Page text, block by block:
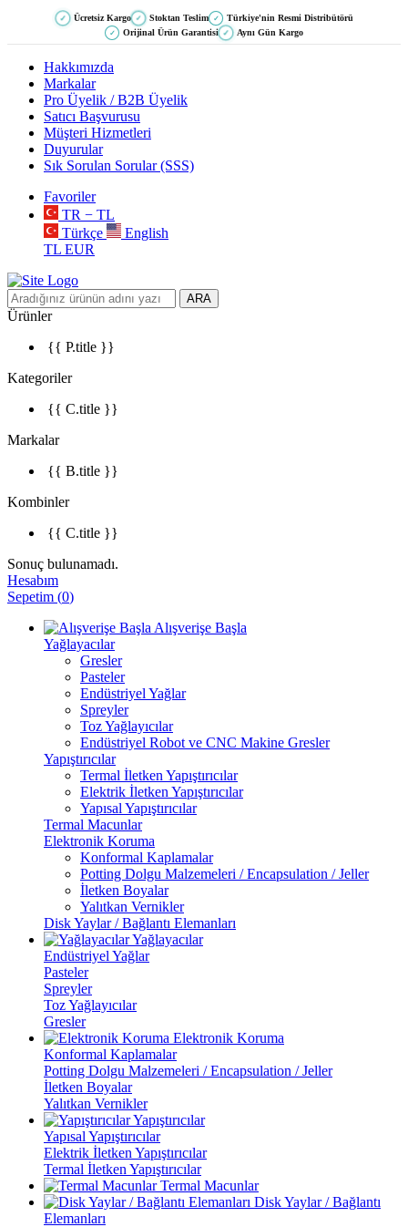
✓ Ücretsiz Kargo ✓ Stoktan Teslim ✓ Türkiye'nin Resmi Distribütörü
✓ Orijinal Ürün Garantisi ✓ Aynı Gün Kargo
Hakkımızda
Markalar
Pro Üyelik / B2B Üyelik
Satıcı Başvurusu
Müşteri Hizmetleri
Duyurular
Sık Sorulan Sorular (SSS)
Favoriler
TR − TL
Türkçe
English
TL EUR
ARA
Ürünler
{{ P.title }}
Kategoriler
{{ C.title }}
Markalar
{{ B.title }}
Kombinler
{{ C.title }}
Sonuç bulunamadı.
Hesabım
Sepetim (0)
Alışverişe Başla
Yağlayacılar
Gresler
Pasteler
Endüstriyel Yağlar
Spreyler
Toz Yağlayıcılar
Endüstriyel Robot ve CNC Makine Gresler
Yapıştırıcılar
Termal İletken Yapıştırıcılar
Elektrik İletken Yapıştırıcılar
Yapısal Yapıştırıcılar
Termal Macunlar
Elektronik Koruma
Konformal Kaplamalar
Potting Dolgu Malzemeleri / Encapsulation / Jeller
İletken Boyalar
Yalıtkan Vernikler
Disk Yaylar / Bağlantı Elemanları
Yağlayacılar
Endüstriyel Yağlar
Pasteler
Spreyler
Toz Yağlayıcılar
Gresler
Elektronik Koruma
Konformal Kaplamalar
Potting Dolgu Malzemeleri / Encapsulation / Jeller
İletken Boyalar
Yalıtkan Vernikler
Yapıştırıcılar
Yapısal Yapıştırıcılar
Elektrik İletken Yapıştırıcılar
Termal İletken Yapıştırıcılar
Termal Macunlar
Disk Yaylar / Bağlantı
Elemanları